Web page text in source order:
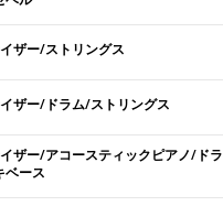
ザー/ストリングス
ザー/ドラム/ストリングス
ザー/アコースティックピアノ/ドラ
ベース